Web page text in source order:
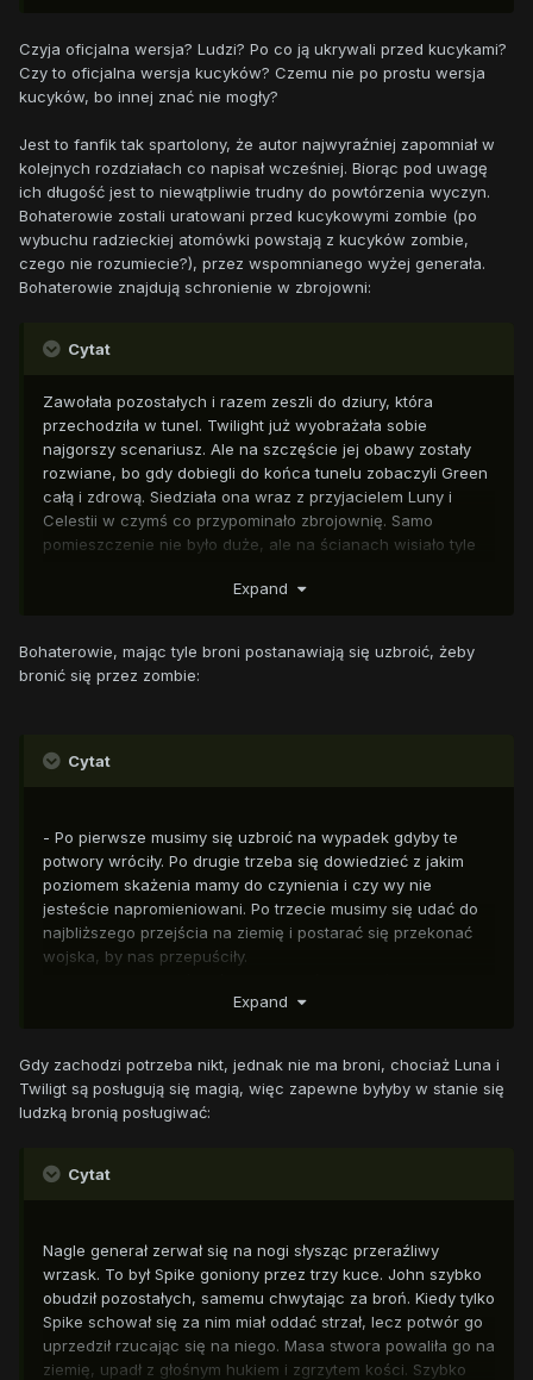
którzy
Czyja oficjalna wersja? Ludzi? Po co ją ukrywali przed kucykami?
Czy to oficjalna wersja kucyków? Czemu nie po prostu wersja
kucyków, bo innej znać nie mogły?
Jest to fanfik tak spartolony, że autor najwyraźniej zapomniał w
kolejnych rozdziałach co napisał wcześniej. Biorąc pod uwagę
ich długość jest to niewątpliwie trudny do powtórzenia wyczyn.
Bohaterowie zostali uratowani przed kucykowymi zombie (po
wybuchu radzieckiej atomówki powstają z kucyków zombie,
czego nie rozumiecie?), przez wspomnianego wyżej generała.
Bohaterowie znajdują schronienie w zbrojowni:
Cytat
Zawołała pozostałych i razem zeszli do dziury, która
przechodziła w tunel. Twilight już wyobrażała sobie
najgorszy scenariusz. Ale na szczęście jej obawy zostały
rozwiane, bo gdy dobiegli do końca tunelu zobaczyli Green
całą i zdrową. Siedziała ona wraz z przyjacielem Luny i
Celestii w czymś co przypominało zbrojownię. Samo
pomieszczenie nie było duże, ale na ścianach wisiało tyle
Expand
Bohaterowie, mając tyle broni postanawiają się uzbroić, żeby
bronić się przez zombie:
Cytat
- Po pierwsze musimy się uzbroić na wypadek gdyby te
potwory wróciły. Po drugie trzeba się dowiedzieć z jakim
poziomem skażenia mamy do czynienia i czy wy nie
jesteście napromieniowani. Po trzecie musimy się udać do
najbliższego przejścia na ziemię i postarać się przekonać
wojska, by nas przepuściły.
co najważniejsze, masek przeciwradiacyjnych.
Expand
Gdy zachodzi potrzeba nikt, jednak nie ma broni, chociaż Luna i
Twiligt są posługują się magią, więc zapewne byłyby w stanie się
ludzką bronią posługiwać:
Cytat
Nagle generał zerwał się na nogi słysząc przeraźliwy
wrzask. To był Spike goniony przez trzy kuce. John szybko
obudził pozostałych, samemu chwytając za broń. Kiedy tylko
Spike schował się za nim miał oddać strzał, lecz potwór go
uprzedził rzucając się na niego. Masa stwora powaliła go na
ziemię, upadł z głośnym hukiem i zgrzytem kości. Szybko